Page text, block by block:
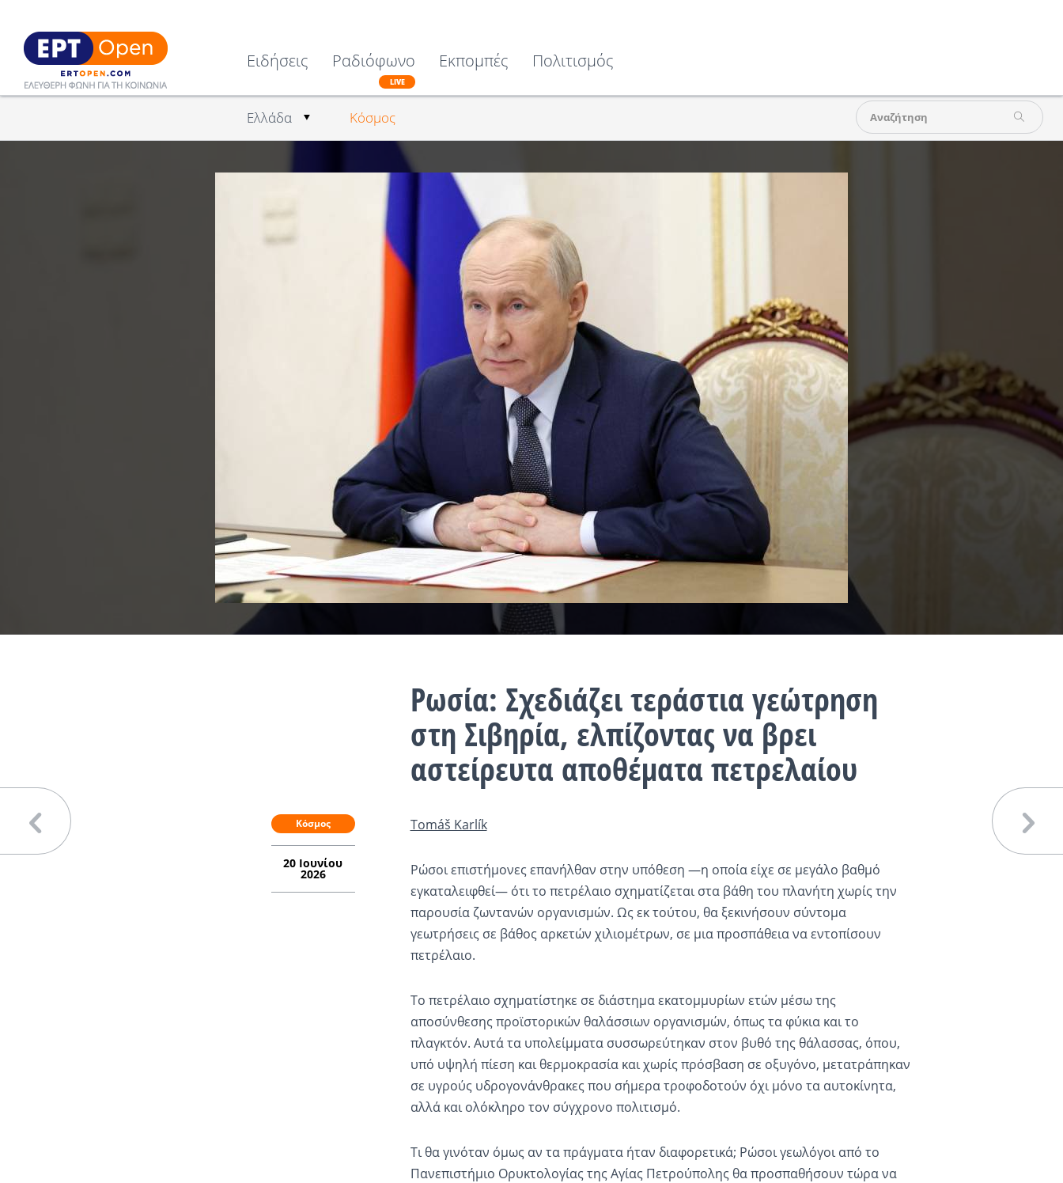
Ειδήσεις
Ελλάδα Κόσμος
Ραδιόφωνο
LIVE
Εκπομπές Πολιτισμός
Ρωσία: Σχεδιάζει τεράστια γεώτρηση
στη Σιβηρία, ελπίζοντας να βρει
αστείρευτα αποθέματα πετρελαίου
Κόσμος
20 Ιουνίου
2026
Tomáš Karlík
Ρώσοι επιστήμονες επανήλθαν στην υπόθεση —η οποία είχε σε μεγάλο βαθμό
εγκαταλειφθεί— ότι το πετρέλαιο σχηματίζεται στα βάθη του πλανήτη χωρίς την
παρουσία ζωντανών οργανισμών. Ως εκ τούτου, θα ξεκινήσουν σύντομα
γεωτρήσεις σε βάθος αρκετών χιλιομέτρων, σε μια προσπάθεια να εντοπίσουν
πετρέλαιο.
Το πετρέλαιο σχηματίστηκε σε διάστημα εκατομμυρίων ετών μέσω της
αποσύνθεσης προϊστορικών θαλάσσιων οργανισμών, όπως τα φύκια και το
πλαγκτόν. Αυτά τα υπολείμματα συσσωρεύτηκαν στον βυθό της θάλασσας, όπου,
υπό υψηλή πίεση και θερμοκρασία και χωρίς πρόσβαση σε οξυγόνο, μετατράπηκαν
σε υγρούς υδρογονάνθρακες που σήμερα τροφοδοτούν όχι μόνο τα αυτοκίνητα,
αλλά και ολόκληρο τον σύγχρονο πολιτισμό.
Τι θα γινόταν όμως αν τα πράγματα ήταν διαφορετικά; Ρώσοι γεωλόγοι από το
Πανεπιστήμιο Ορυκτολογίας της Αγίας Πετρούπολης θα προσπαθήσουν τώρα να